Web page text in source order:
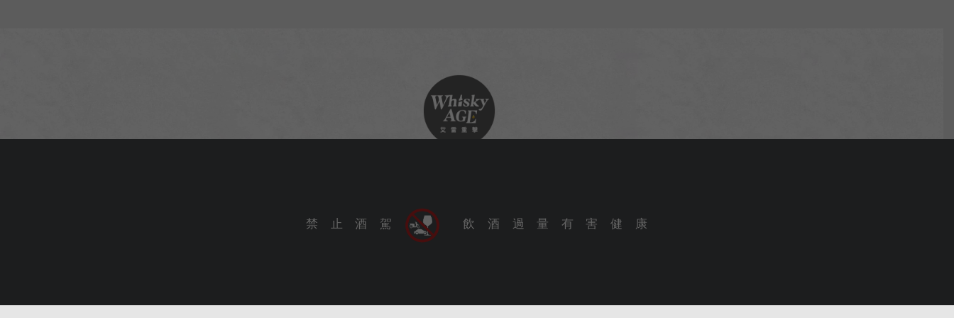
禁 止 酒 駕 飲 酒 過 量 有 害 健 康
No. 35, Shuijiaoshe Rd., South Dist., Tainan City 702023, Taiwan